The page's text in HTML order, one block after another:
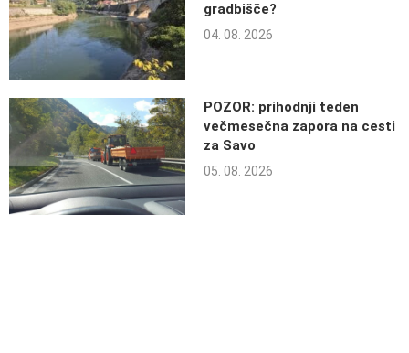
gradbišče?
04. 08. 2026
POZOR: prihodnji teden
večmesečna zapora na cesti
za Savo
05. 08. 2026